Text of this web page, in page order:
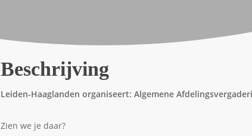
Beschrijving
Leiden-Haaglanden organiseert: Algemene
Zien we je daar?